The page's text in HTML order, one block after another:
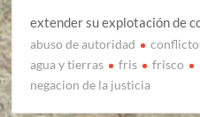
extender su explotación de
abuso de autoridad
agua y tierras
fris frisco
negacion de la justicia